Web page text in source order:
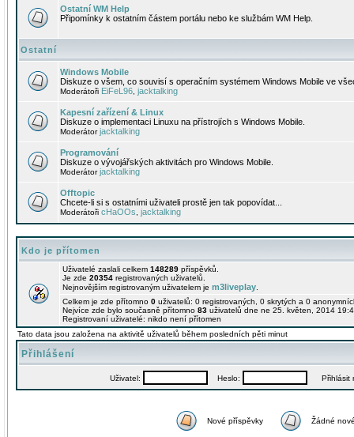
Ostatní WM Help
Připomínky k ostatním částem portálu nebo ke službám WM Help.
Ostatní
Windows Mobile
Diskuze o všem, co souvisí s operačním systémem Windows Mobile ve
Moderátoři EiFeL96 jacktalking
Kapesní zařízení & Linux
Diskuze o implementaci Linuxu na přístrojích s Windows Mobile.
Moderátorjacktalking
Programování
Diskuze o vývojářských aktivitách pro Windows Mobile.
Moderátorjacktalking
Offtopic
Chcete-li si s ostatními uživateli prostě jen tak popovídat...
Moderátoři cHaOOs jacktalking
Kdo je přítomen
Uživatelé zaslali celkem 148289 příspěvků.
Je zde 20354 registrovaných uživatelů.
Nejnovějším registrovaným uživatelem je m3liveplay
Celkem je zde přítomno 0 uživatelů: 0 registrovaných, 0 skrytých a 0
Nejvíce zde bylo současně přítomno 83 uživatelů dne ne 25. květen, 2014
Registrovaní uživatelé: nikdo není přítomen
Tato data jsou založena na aktivitě uživatelů během posledních pěti minut
Přihlášení
Uživatel: Heslo: Přihlásit
Nové příspěvky Žádné